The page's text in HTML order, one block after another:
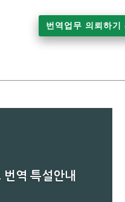
번역업무 의뢰하기
역 특설안내